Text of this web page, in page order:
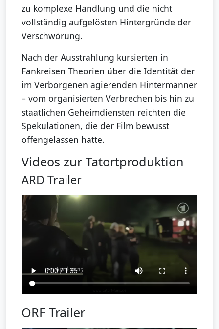
zu komplexe Handlung und die nicht
vollständig aufgelösten Hintergründe der
Verschwörung.
Nach der Ausstrahlung kursierten in
Fankreisen Theorien über die Identität der
im Verborgenen agierenden Hintermänner
– vom organisierten Verbrechen bis hin zu
staatlichen Geheimdiensten reichten die
Spekulationen, die der Film bewusst
offengelassen hatte.
Videos zur Tatortproduktion
ARD Trailer
ORF Trailer